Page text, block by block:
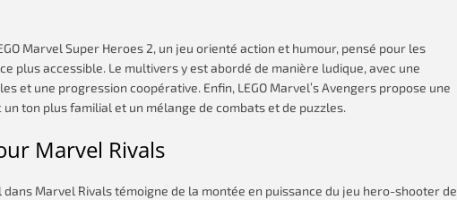
Marvel Super Heroes 2, un jeu orienté action et humour, pensé pour les
plus accessible. Le multivers y est abordé de manière ludique, avec une
et une progression coopérative. Enfin, LEGO Marvel’s Avengers propose une
ton plus familial et un mélange de combats et de puzzles.
Marvel Rivals
dans Marvel Rivals témoigne de la montée en puissance du jeu hero-shooter de